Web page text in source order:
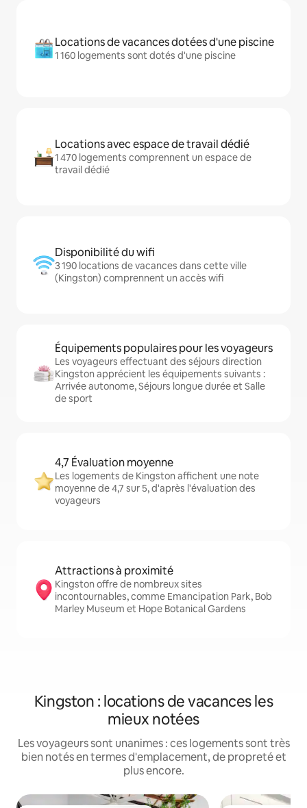
Locations de vacances dotées d'une piscine
1 160 logements sont dotés d'une piscine
Locations avec espace de travail dédié
1 470 logements comprennent un espace de
travail dédié
Disponibilité du wifi
3 190 locations de vacances dans cette ville
(Kingston) comprennent un accès wifi
Équipements populaires pour les voyageurs
Les voyageurs effectuant des séjours direction
Kingston apprécient les équipements suivants :
Arrivée autonome, Séjours longue durée et Salle
de sport
4,7 Évaluation moyenne
Les logements de Kingston affichent une note
moyenne de 4,7 sur 5, d'après l'évaluation des
voyageurs
Attractions à proximité
Kingston offre de nombreux sites
incontournables, comme Emancipation Park, Bob
Marley Museum et Hope Botanical Gardens
Kingston : locations de vacances les
mieux notées
Les voyageurs sont unanimes : ces logements sont très
bien notés en termes d'emplacement, de propreté et
plus encore.